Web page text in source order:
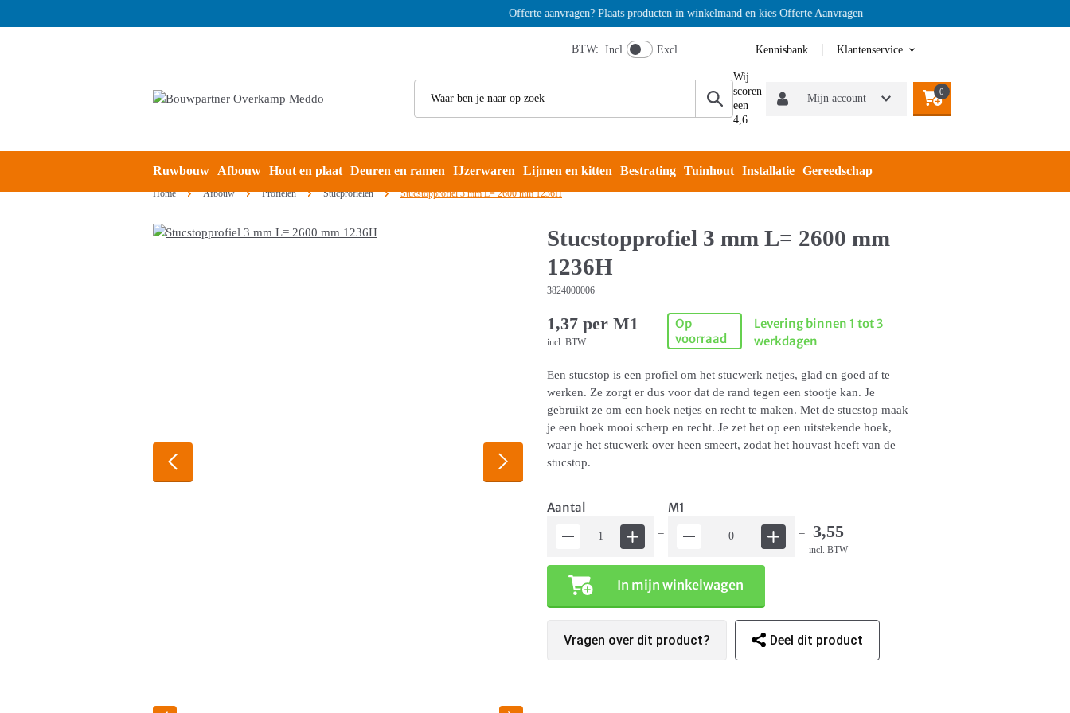
Offerte aanvragen? Plaats producten in winkelmand en kies Offerte Aanvragen
BTW: Incl Excl Kennisbank Klantenservice
Wij
scoren
een
4,6
Mijn account
0
Ruwbouw Afbouw Hout en plaat Deuren en ramen IJzerwaren Lijmen en kitten Bestrating Tuinhout Installatie Gereedschap
Home Afbouw Profielen Stucprofielen Stucstopprofiel 3 mm L= 2600 mm 1236H
Stucstopprofiel 3 mm L= 2600 mm
1236H
3824000006
1,37 per M1
incl. BTW
Op
voorraad
Levering binnen 1 tot 3
werkdagen
Een stucstop is een profiel om het stucwerk netjes, glad en goed af te
werken. Ze zorgt er dus voor dat de rand tegen een stootje kan. Je
gebruikt ze om een hoek netjes en recht te maken. Met de stucstop maak
je een hoek mooi scherp en recht. Je zet het op een uitstekende hoek,
waar je het stucwerk over heen smeert, zodat het houvast heeft van de
stucstop.
Aantal
=
M1
= 3,55
incl. BTW
In mijn winkelwagen
Vragen over dit product? Deel dit product